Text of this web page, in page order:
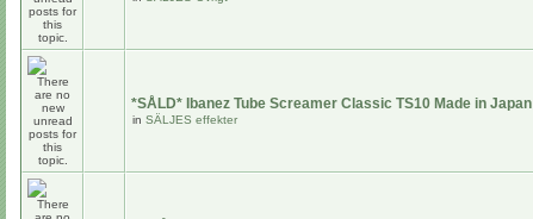
*SÅLD* Ibanez Tube Screamer Classic TS10 Made in Japan
in SÄLJES effekter